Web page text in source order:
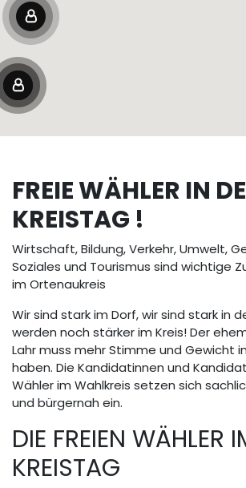
FREIE WÄHLER IN
KREISTAG !
Wirtschaft, Bildung, Verkehr, Umwelt,
Soziales und Tourismus sind wichtige
im Ortenaukreis
Wir sind stark im Dorf, wir sind stark in
werden noch stärker im Kreis! Der
Lahr muss mehr Stimme und Gewicht
haben. Die Kandidatinnen und
Wähler im Wahlkreis setzen sich
und bürgernah ein.
DIE FREIEN WÄHLER
KREISTAG